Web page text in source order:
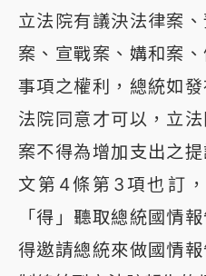
立法院有議決法律案
案、宣戰案、媾和案
事項之權利，總統如
法院同意才可以，立
案不得為增加支出之
文第4條第3項也訂
「得」聽取總統國情
得邀請總統來做國情